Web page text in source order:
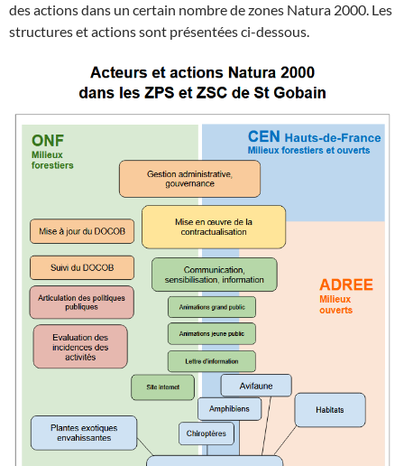
des actions dans un certain nombre de zones Natura 2000. Les
structures et actions sont présentées ci-dessous.